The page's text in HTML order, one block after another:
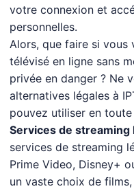
votre connexion et
personnelles.
Alors, que faire si vous
télévisé en ligne sans
privée en danger ? Ne
alternatives légales à
pouvez utiliser en
Services de streaming
services de streaming
Prime Video, Disney+
un vaste choix de